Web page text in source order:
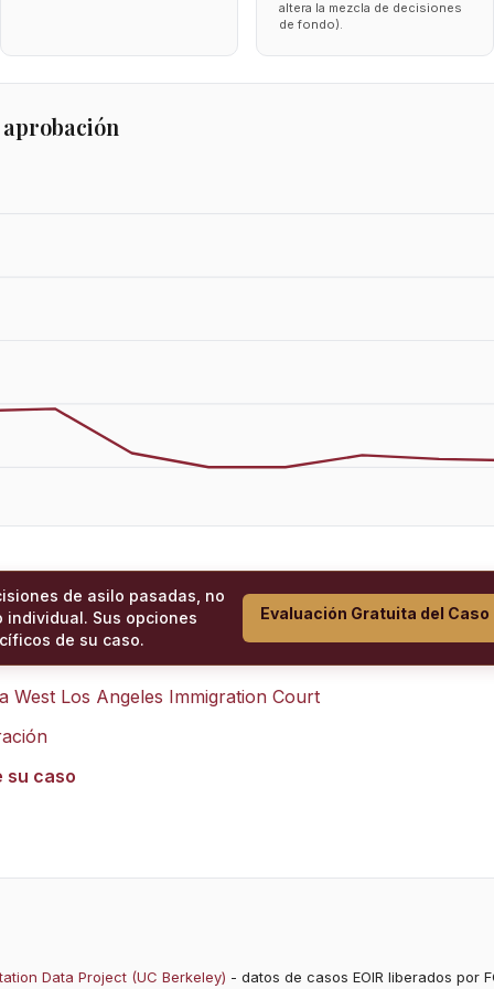
altera la mezcla de decisiones
de fondo).
de asilo pasadas, no
Sus opciones
de su caso.
Evaluación Gratuita del Caso
West Los Angeles Immigration Court
su caso
Data Project (UC Berkeley) - datos de casos EOIR liberados por